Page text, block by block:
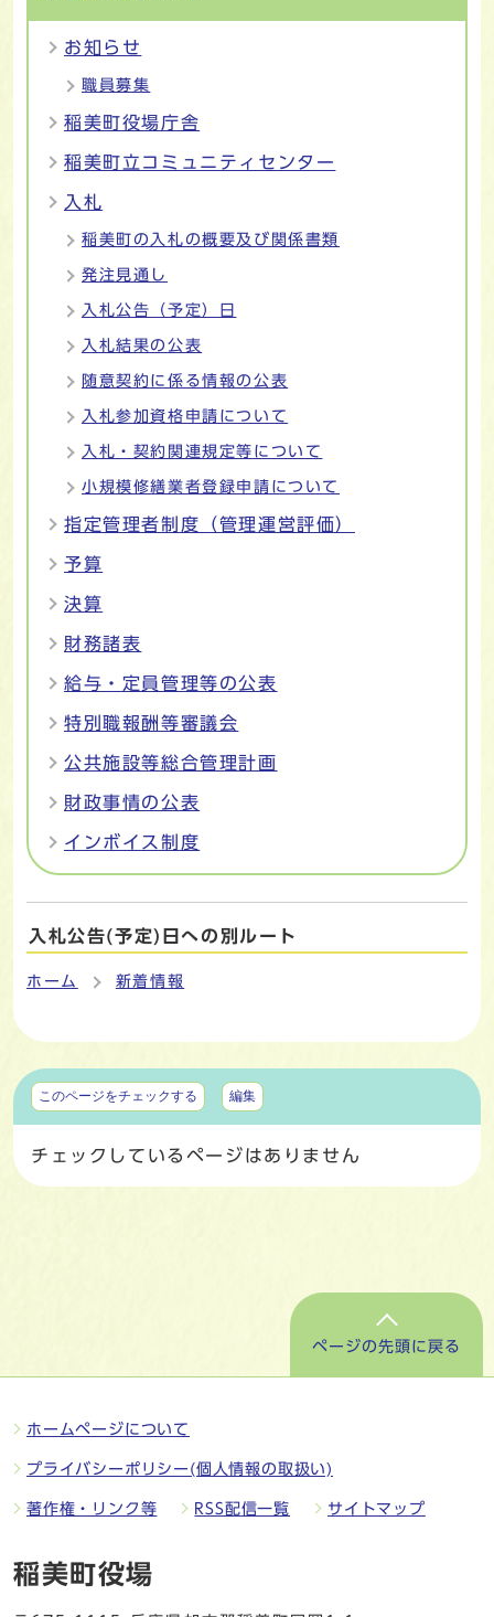
お知らせ
職員募集
稲美町役場庁舎
稲美町立コミュニティセンター
入札
稲美町の入札の概要及び関係書類
発注見通し
入札公告（予定）日
入札結果の公表
随意契約に係る情報の公表
入札参加資格申請について
入札・契約関連規定等について
小規模修繕業者登録申請について
指定管理者制度（管理運営評価）
予算
決算
財務諸表
給与・定員管理等の公表
特別職報酬等審議会
公共施設等総合管理計画
財政事情の公表
インボイス制度
入札公告(予定)日への別ルート
ホーム 新着情報
マイページ
このページをチェックする 編集
チェックしているページはありません
ページの先頭に戻る
ホームページについて
プライバシーポリシー(個人情報の取扱い)
著作権・リンク等 RSS配信一覧 サイトマップ
稲美町役場